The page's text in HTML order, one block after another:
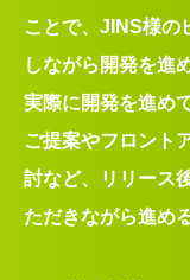
ことで、JINS様の
しながら開発を進
実際に開発を進め
ご提案やフロント
討など、リリース
ただきながら進め